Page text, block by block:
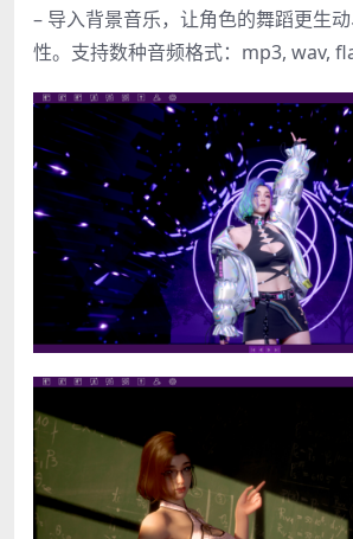
– 导入背景音乐，让角色的舞蹈更生
性。支持数种音频格式：mp3, wav,